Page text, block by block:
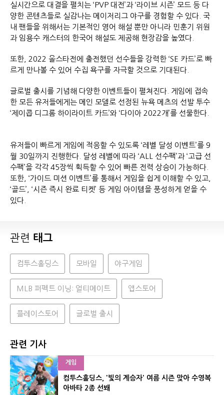
실시간으로 대결을 펼치는 ‘PVP 대전’과 ‘라이브 시즌’ 모드 등 다
양한 콘텐츠들로 실감나는 메이저리그 야구를 경험할 수 있다. 국
내 팬들을 위해서는 기본적인 영어 해설 뿐만 아니라 민훈기 위원
과 임용수 캐스터의 한국어 해설도 제공해 현장감을 높였다.
또한, 2022 올스타전에 출전했던 선수들을 강력한 ‘SE 카드’로 빠
르게 만나볼 수 있어 수집 욕구를 자극할 것으로 기대된다.
글로벌 출시를 기념해 다양한 이벤트들이 펼쳐진다. 게임에 접속
한 모든 유저들에게는 메인 모델로 선정된 뉴욕 메츠의 선발 투수
‘제이콥 디그롬 하이라이트 카드’와 ‘다이아 2022개’를 선물한다.
유저들이 빠르게 게임에 적응할 수 있도록 ‘레벨 달성 이벤트’를 9
월 30일까지 진행한다. 달성 레벨에 따라 ‘ALL 선수팩’과 ‘고급 선
수팩’을 각각 45장씩 획득할 수 있어 빠른 전력 상승이 가능하다.
또한, ‘가이드 미션 이벤트’를 통해서 게임을 쉽게 이해할 수 있고,
‘골드’, ‘시즌 즉시 완료 티켓’ 등 게임 아이템을 풍성하게 얻을 수
있다.
관련 태그
컴투스홀딩스 모바일 야구게임
MLB 퍼펙트 이닝: 얼티메이트 앱스토어
플레이스토어 글로벌 출시
관련 기사
게임
컴투스홀딩스, '빛의 계승자' 여름 시즌 맞아 수영복
아바타 2종 선봬